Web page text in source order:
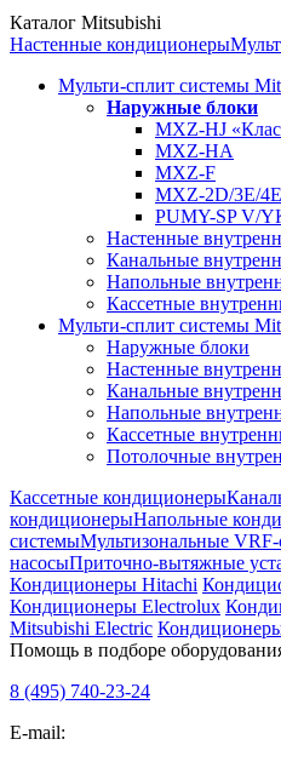
Каталог Mitsubishi
Настенные кондиционеры
Мульти-сплит системы
Наружные блоки
MXZ-HJ
MXZ-HA
MXZ-F
MXZ-2D/3E/
PUMY-SP V/
Настенные
Канальные
Напольные
Кассетные
Мульти-сплит системы
Наружные блоки
Настенные
Канальные
Напольные
Кассетные
Потолочные
Кассетные кондиционеры
кондиционерыНапольные
системыМультизональные
насосыПриточно-вытяжные
Кондиционеры Hitachi
Кондиционеры Electrolux
Mitsubishi Electric
Помощь в подборе
8 (495) 740-23-24
E-mail: